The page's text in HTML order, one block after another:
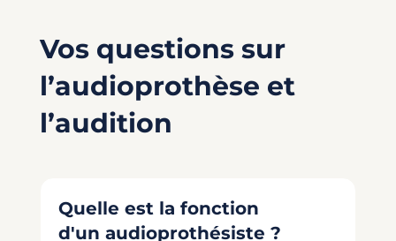
Vos questions sur
l’audioprothèse et
l’audition
Quelle est la fonction
d'un audioprothésiste ?